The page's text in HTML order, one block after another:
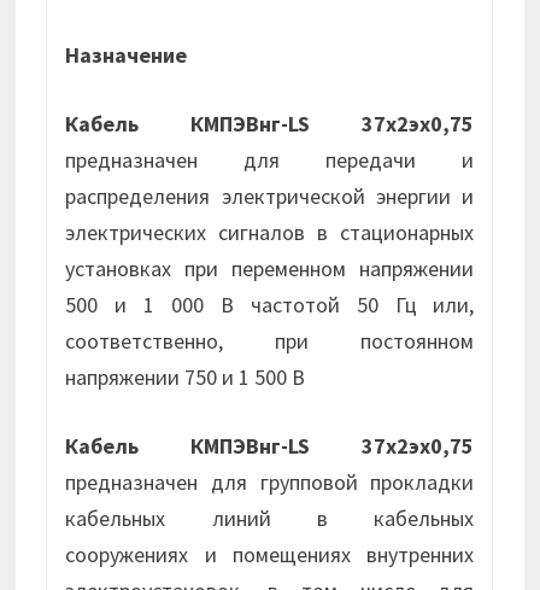
Назначение
Кабель КМПЭВнг-LS 37х2эх0,75
предназначен для передачи и
распределения электрической энергии и
электрических сигналов в стационарных
установках при переменном напряжении
500 и 1 000 В частотой 50 Гц или,
соответственно, при постоянном
напряжении 750 и 1 500 В
Кабель КМПЭВнг-LS 37х2эх0,75
предназначен для групповой прокладки
кабельных линий в кабельных
сооружениях и помещениях внутренних